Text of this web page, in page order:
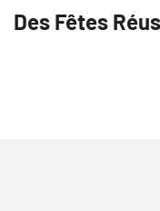
Des Fêtes